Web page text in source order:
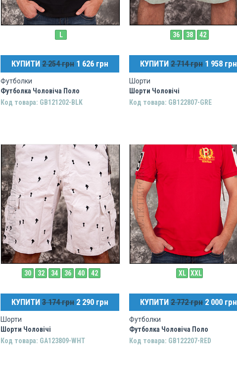
L
КУПИТИ 2 254 грн 1 626 грн
Футболки
Футболка Чоловіча Поло
Код товара: GB121202-BLK
36 38 42
КУПИТИ 2 714 грн 1 958 грн
Шорти
Шорти Чоловічі
Код товара: GB122807-GRE
30 32 34 36 40 42
КУПИТИ 3 174 грн 2 290 грн
Шорти
Шорти Чоловічі
Код товара: GA123809-WHT
XL XXL
КУПИТИ 2 772 грн 2 000 грн
Футболки
Футболка Чоловіча Поло
Код товара: GB122207-RED